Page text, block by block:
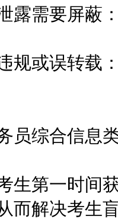
需要屏蔽
或误转载
综合信息类
第一时间获
而解决考生